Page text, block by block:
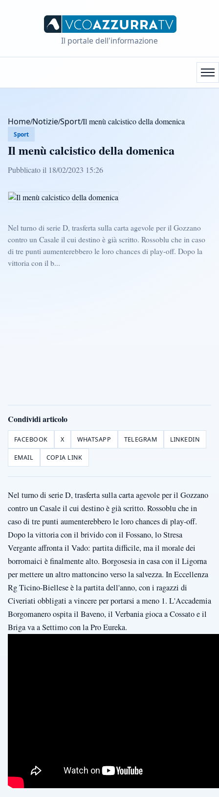
Il portale dell'informazione
Home/Notizie/Sport/Il menù calcistico della domenica
Sport
Il menù calcistico della domenica
Pubblicato il 18/02/2023 15:26
Nel turno di serie D, trasferta sulla carta agevole per il Gozzano
contro un Casale il cui destino è già scritto. Rossoblu che in caso
di tre punti aumenterebbero le loro chances di play-off. Dopo la
vittoria con il b...
Condividi articolo
FACEBOOK X WHATSAPP TELEGRAM LINKEDIN
EMAIL COPIA LINK
Nel turno di serie D, trasferta sulla carta agevole per il Gozzano
contro un Casale il cui destino è già scritto. Rossoblu che in
caso di tre punti aumenterebbero le loro chances di play-off.
Dopo la vittoria con il brivido con il Fossano, lo Stresa
Vergante affronta il Vado: partita difficile, ma il morale dei
borromaici è finalmente alto. Borgosesia in casa con il Ligorna
per mettere un altro mattoncino verso la salvezza. In Eccellenza
Rg Ticino-Biellese è la partita dell'anno, con i ragazzi di
Civeriati obbligati a vincere per portarsi a meno 1. L'Accademia
Borgomanero ospita il Baveno, il Verbania gioca a Cossato e il
Briga va a Settimo con la Pro Eureka.